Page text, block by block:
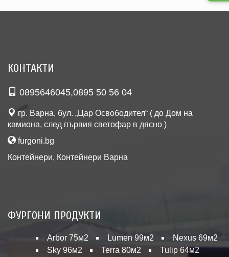
КОНТАКТИ
0895646045,0895 50 56 04
гр. Варна, бул. „Цар Освободител“ ( до Дом на
камиона, след първия светофар в дясно )
furgoni.bg
Контейнери, Контейнери Варна
ФУРГОНИ ПРОДУКТИ
Arbor 75м2 Lumen 99м2
Nexus 69м2
Sky 96м2
Terra 80м2
Tulip 64м2